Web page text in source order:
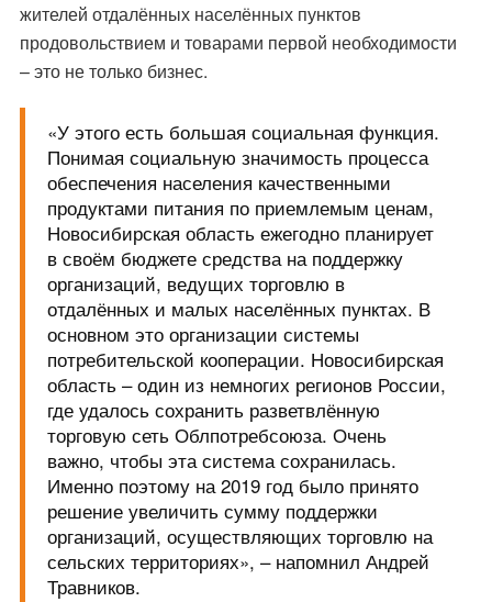
жителей отдалённых населённых пунктов
продовольствием и товарами первой необходимости
– это не только бизнес.
«У этого есть большая социальная функция.
Понимая социальную значимость процесса
обеспечения населения качественными
продуктами питания по приемлемым ценам,
Новосибирская область ежегодно планирует
в своём бюджете средства на поддержку
организаций, ведущих торговлю в
отдалённых и малых населённых пунктах. В
основном это организации системы
потребительской кооперации. Новосибирская
область – один из немногих регионов России,
где удалось сохранить разветвлённую
торговую сеть Облпотребсоюза. Очень
важно, чтобы эта система сохранилась.
Именно поэтому на 2019 год было принято
решение увеличить сумму поддержки
организаций, осуществляющих торговлю на
сельских территориях», – напомнил Андрей
Травников.